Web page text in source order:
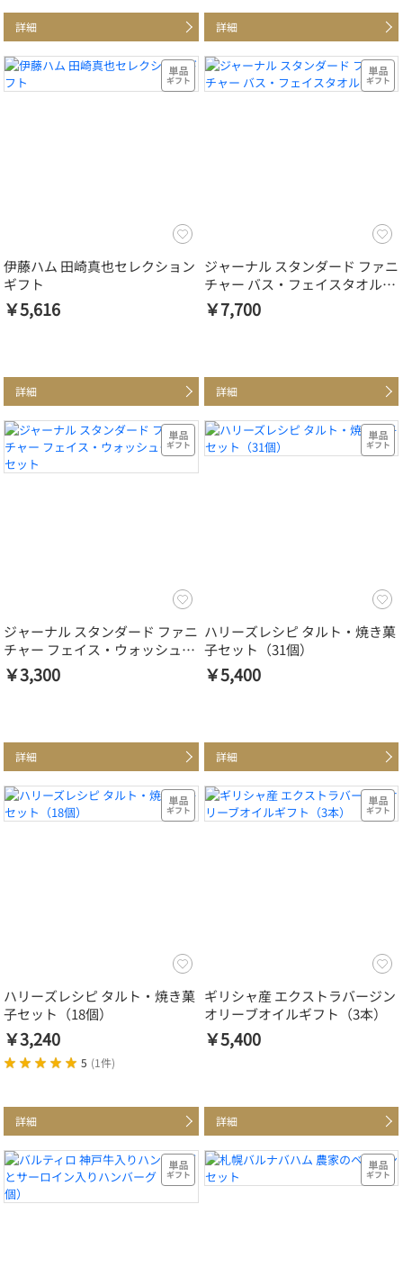
詳細 詳細
伊藤ハム 田崎真也セレクション
ギフト
￥5,616
詳細
ジャーナル スタンダード ファニ
チャー バス・フェイスタオルセ
ット
￥7,700
詳細
ジャーナル スタンダード ファニ
チャー フェイス・ウォッシュタ
オルセット
￥3,300
詳細
ハリーズレシピ タルト・焼き菓
子セット（31個）
￥5,400
詳細
ハリーズレシピ タルト・焼き菓
子セット（18個）
￥3,240
5 (1件)
詳細
ギリシャ産 エクストラバージン
オリーブオイルギフト（3本）
￥5,400
詳細